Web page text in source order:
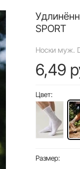
SPORT
Носки муж.
6,49
Цвет:
Размер: